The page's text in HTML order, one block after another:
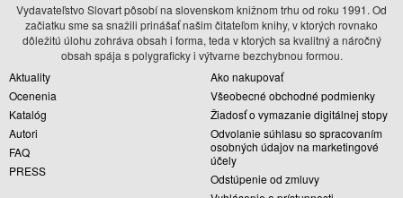
Vydavateľstvo Slovart pôsobí na slovenskom knižnom trhu od roku 1991. Od
začiatku sme sa snažili prinášať našim čitateľom knihy, v ktorých rovnako
dôležitú úlohu zohráva obsah i forma, teda v ktorých sa kvalitný a náročný
obsah spája s polygraficky i výtvarne bezchybnou formou.
Aktuality
Ocenenia
Katalóg
Autori
FAQ
PRESS
Ako nakupovať
Všeobecné obchodné podmienky
Žiadosť o vymazanie digitálnej stopy
Odvolanie súhlasu so spracovaním
osobných údajov na marketingové
účely
Odstúpenie od zmluvy